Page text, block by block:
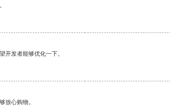
开发者能够优化一下。
放心购物。